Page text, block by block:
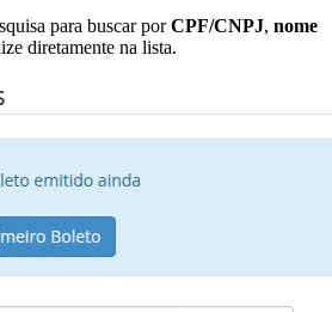
para buscar porCPF/CNPJ, nome
diretamente na lista.